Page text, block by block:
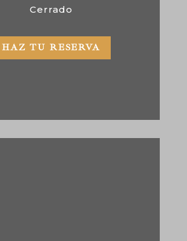
Cerrado
HAZ TU RESERVA